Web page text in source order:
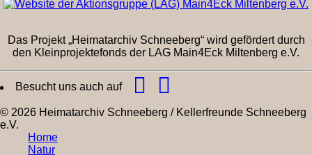
Das Projekt „Heimatarchiv Schneeberg“ wird gefördert durch
den Kleinprojektefonds der LAG Main4Eck Miltenberg e.V.
Besucht uns auch auf
© 2026 Heimatarchiv Schneeberg / Kellerfreunde Schneeberg
e.V.
Home
Natur